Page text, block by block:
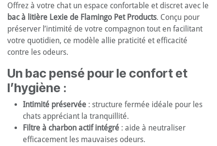
Offrez à votre chat un espace confortable et discret avec le
bac à litière Lexie de Flamingo Pet Products. Conçu pour
préserver l’intimité de votre compagnon tout en facilitant
votre quotidien, ce modèle allie praticité et efficacité
contre les odeurs.
Un bac pensé pour le confort et
l’hygiène :
Intimité préservée : structure fermée idéale pour les
chats appréciant la tranquillité.
Filtre à charbon actif intégré : aide à neutraliser
efficacement les mauvaises odeurs.